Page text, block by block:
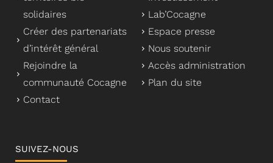
solidaires
Créer des partenariats
d’intérêt général
Rejoindre la
communauté Cocagne
Contact
Lab’Cocagne
Espace presse
Nous soutenir
Accès administration
Plan du site
SUIVEZ-NOUS